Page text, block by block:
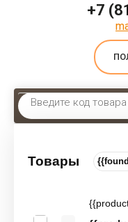
+7
Товары
Подложка для ковролина
Подложка
Артикул: